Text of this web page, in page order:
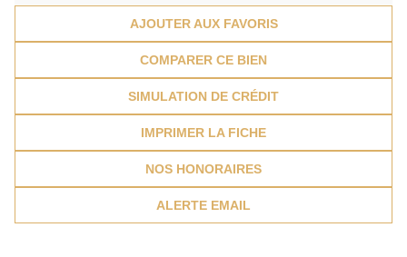
AJOUTER AUX FAVORIS
COMPARER CE BIEN
SIMULATION DE CRÉDIT
IMPRIMER LA FICHE
NOS HONORAIRES
ALERTE EMAIL